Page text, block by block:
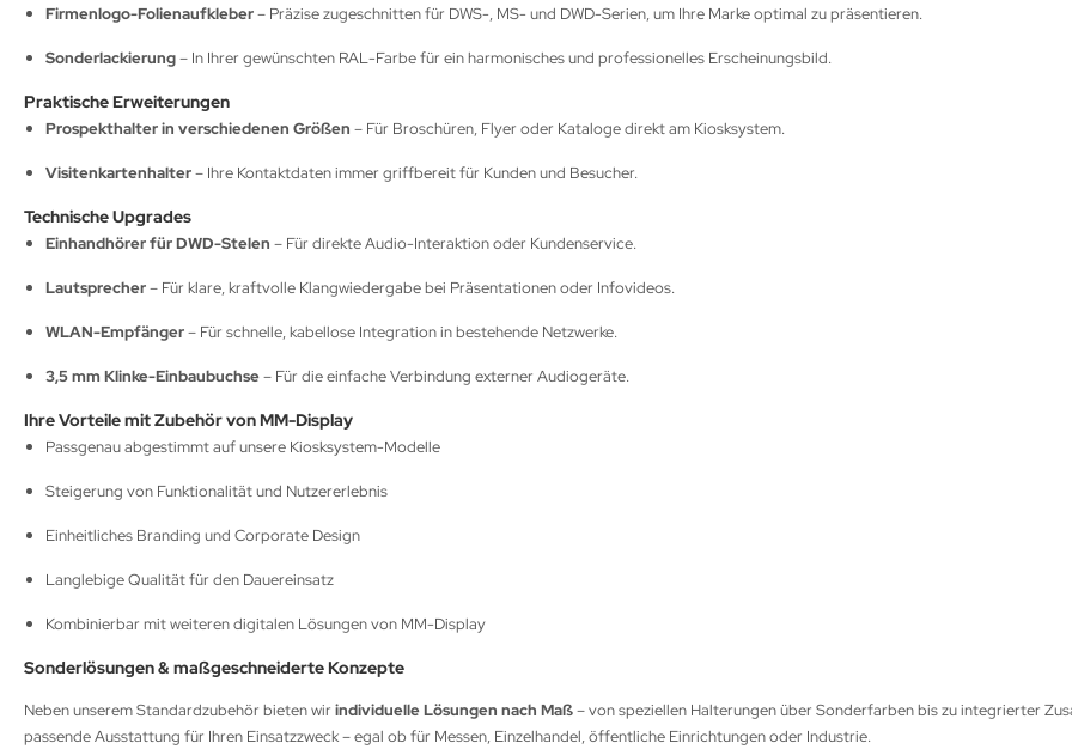
Firmenlogo-Folienaufkleber– Präzise zugeschnitten für DWS-, MS- und DWD-Serien, um Ihre Marke optimal zu präsentieren.
Sonderlackierung– In Ihrer gewünschten RAL-Farbe für ein harmonisches und professionelles Erscheinungsbild.
Praktische Erweiterungen
Prospekthalter in verschiedenen Größen – Für Broschüren, Flyer oder Kataloge direkt am Kiosksystem.
Visitenkartenhalter– Ihre Kontaktdaten immer griffbereit für Kunden und Besucher.
Technische Upgrades
Einhandhörer für DWD-Stelen – Für direkte Audio-Interaktion oder Kundenservice.
Lautsprecher– Für klare, kraftvolle Klangwiedergabe bei Präsentationen oder Infovideos.
WLAN-Empfänger– Für schnelle, kabellose Integration in bestehende Netzwerke.
3,5 mm Klinke-Einbaubuchse– Für die einfache Verbindung externer Audiogeräte.
Ihre Vorteile mit Zubehör von MM-Display
Passgenau abgestimmt auf unsere Kiosksystem-Modelle
Steigerung von Funktionalität und Nutzererlebnis
Einheitliches Branding und Corporate Design
Langlebige Qualität für den Dauereinsatz
Kombinierbar mit weiteren digitalen Lösungen von MM-Display
Sonderlösungen & maßgeschneiderte Konzepte
Neben unserem Standardzubehör bieten wir individuelle Lösungen nach Maß– von speziellen Halterungen über Sonderfarben bis zu integrierter
passende Ausstattung für Ihren Einsatzzweck – egal ob für Messen, Einzelhandel, öffentliche Einrichtungen oder Industrie.